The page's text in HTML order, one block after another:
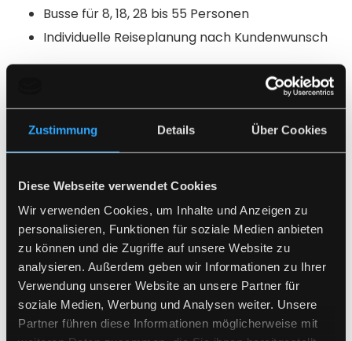
Zustimmung Details Über Cookies
Diese Webseite verwendet Cookies
Wir verwenden Cookies, um Inhalte und Anzeigen zu
personalisieren, Funktionen für soziale Medien anbieten
zu können und die Zugriffe auf unsere Website zu
analysieren. Außerdem geben wir Informationen zu Ihrer
Verwendung unserer Website an unsere Partner für
soziale Medien, Werbung und Analysen weiter. Unsere
Partner führen diese Informationen möglicherweise mit
Busse für 8, 18, 28 bis 55 Personen
Individuelle Reiseplanung nach Kundenwunsch
Neben klassischen Busreisen bietet Waldherr
Touristik auch spezielle Aktivreisen wie Rad- und
Wanderreisen an. Beliebte Ziele in der Nähe von
Rosenheim sind dabei Freilassing, Salzburg,
Traunstein und Trostberg. Lassen Sie sich von dem
und finden Sie die perfekte Tour für Ihren Verein.
Profitieren Sie von der langjährigen Erfahrung und
Expertise von Waldherr Touristik. Das engagierte
Team steht Ihnen bei allen Fragen rund um Ihre
Vereinsreise zur Verfügung und erstellt Ihnen gerne
ein individuelles Angebot. Chartern Sie einen der
modernen Reisebusse und erleben Sie eine